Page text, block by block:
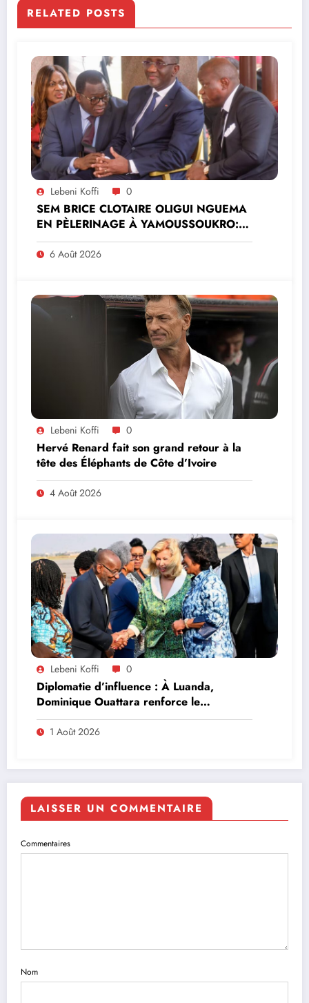
RELATED POSTS
Lebeni Koffi 0
SEM BRICE CLOTAIRE OLIGUI NGUEMA
EN PÈLERINAGE À YAMOUSSOUKRO:LE
MINISTRE PAULIN CLAUDE DANHO
PREND PART À LA CÉRÉMONIE
6 Août 2026
Lebeni Koffi 0
Hervé Renard fait son grand retour à la
tête des Éléphants de Côte d’Ivoire
4 Août 2026
Lebeni Koffi 0
Diplomatie d’influence : À Luanda,
Dominique Ouattara renforce le
leadership solidaire de la Côte d’Ivoire en
Afrique
1 Août 2026
LAISSER UN COMMENTAIRE
Commentaires
Nom